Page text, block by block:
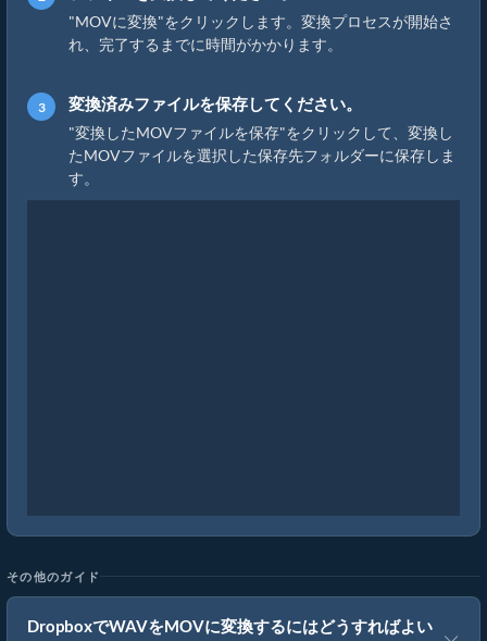
"MOVに変換"をクリックします。変換プロセスが開始さ
れ、完了するまでに時間がかかります。
変換済みファイルを保存してください。
"変換したMOVファイルを保存"をクリックして、変換し
たMOVファイルを選択した保存先フォルダーに保存しま
す。
その他のガイド
DropboxでWAVをMOVに変換するにはどうすればよい